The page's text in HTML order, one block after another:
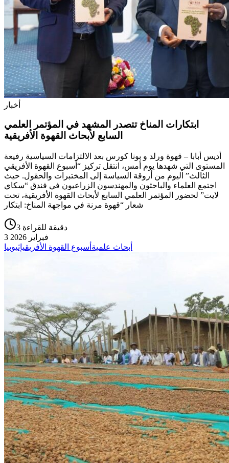
أخبار
ابتكارات المناخ تتصدر المشهد في المؤتمر العلمي
السابع لأبحاث القهوة الأفريقية
أديس أبابا – قهوة ورلد و بونا كورس بعد الالتزامات السياسية رفيعة
المستوى التي شهدها يوم أمس، انتقل تركيز “أسبوع القهوة الأفريقي
الثالث” اليوم من أروقة السياسة إلى المختبرات والحقول. حيث
اجتمع العلماء والباحثون والمهندسون الزراعيون في فندق “سكاي
لايت” لحضور المؤتمر العلمي السابع لأبحاث القهوة الأفريقية، تحت
شعار “قهوة مرنة في مواجهة المناخ: ابتكار
3 دقيقة للقراءة
3 فبراير 2026
أبحاث علمية أسبوع القهوة الأفريقيإثيوبيا